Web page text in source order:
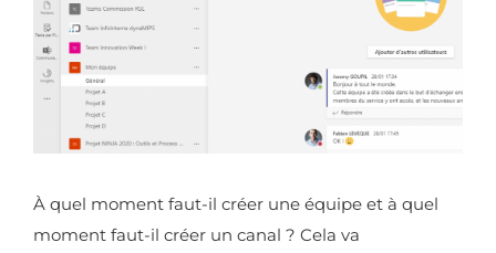
À quel moment faut-il créer une équipe et à quel
moment faut-il créer un canal ? Cela va